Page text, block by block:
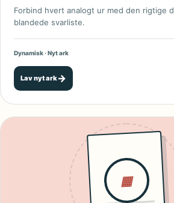
Forbind hvert analogt ur med den rigtige
blandede svarliste.
Dynamisk · Nyt ark
Lav nyt ark→
▦